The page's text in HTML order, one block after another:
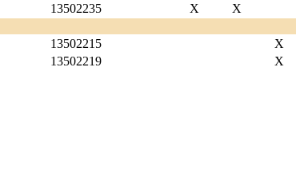
13502235 X
X
13502215 X
13502219 X